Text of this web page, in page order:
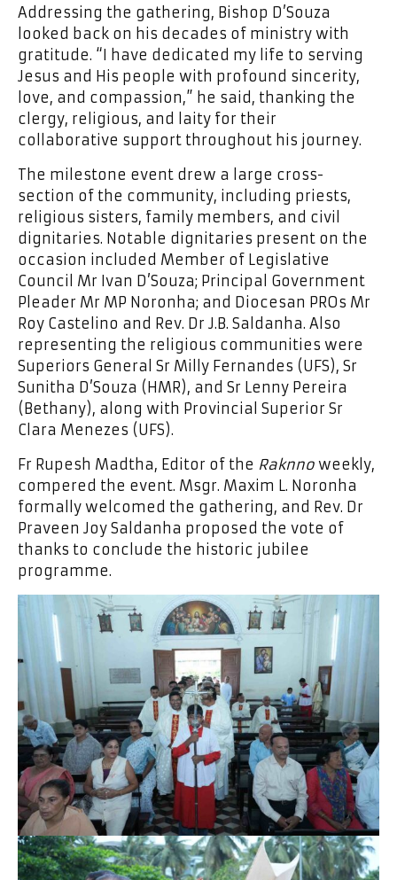
Addressing the gathering, Bishop D’Souza
looked back on his decades of ministry with
gratitude. “I have dedicated my life to serving
Jesus and His people with profound sincerity,
love, and compassion,” he said, thanking the
clergy, religious, and laity for their
collaborative support throughout his journey.
The milestone event drew a large cross-
section of the community, including priests,
religious sisters, family members, and civil
dignitaries. Notable dignitaries present on the
occasion included Member of Legislative
Council Mr Ivan D’Souza; Principal Government
Pleader Mr MP Noronha; and Diocesan PROs Mr
Roy Castelino and Rev. Dr J.B. Saldanha. Also
representing the religious communities were
Superiors General Sr Milly Fernandes (UFS), Sr
Sunitha D’Souza (HMR), and Sr Lenny Pereira
(Bethany), along with Provincial Superior Sr
Clara Menezes (UFS).
Fr Rupesh Madtha, Editor of the Raknno weekly,
compered the event. Msgr. Maxim L. Noronha
formally welcomed the gathering, and Rev. Dr
Praveen Joy Saldanha proposed the vote of
thanks to conclude the historic jubilee
programme.